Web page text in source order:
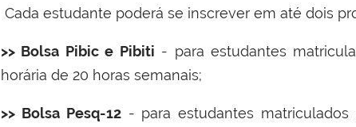
Cada estudante poderá se inscrever em até dois
>> Bolsa Pibic e Pibiti - para estudantes
horária de 20 horas semanais;
>> Bolsa Pesq-12 - para estudantes